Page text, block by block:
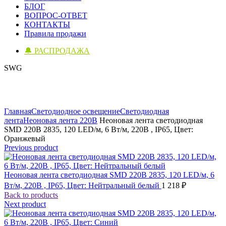
БЛОГ
ВОПРОС-ОТВЕТ
КОНТАКТЫ
Правила продажи
🔔 РАСПРОДАЖА
SWG
ГлавнаяСветодиодное освещениеСветодиодная
лентаНеоновая лента 220В Неоновая лента светодиодная
SMD 220В 2835, 120 LED/м, 6 Вт/м, 220В , IP65, Цвет:
Оранжевый
Previous product
Неоновая лента светодиодная SMD 220В 2835, 120 LED/м, 6
Вт/м, 220В , IP65, Цвет: Нейтральный белый 1 218 ₽
Back to products
Next product